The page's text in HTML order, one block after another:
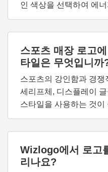
인 색상을 선택하여 에
스포츠 매장 로고
타일은 무엇입니까
스포츠의 강인함과 경
세리프체, 디스플레이
스타일을 사용하는 것이
Wizlogo에서 로고
리나요?